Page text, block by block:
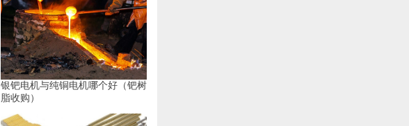
银钯电机与纯铜电机哪个好（钯树
脂收购）